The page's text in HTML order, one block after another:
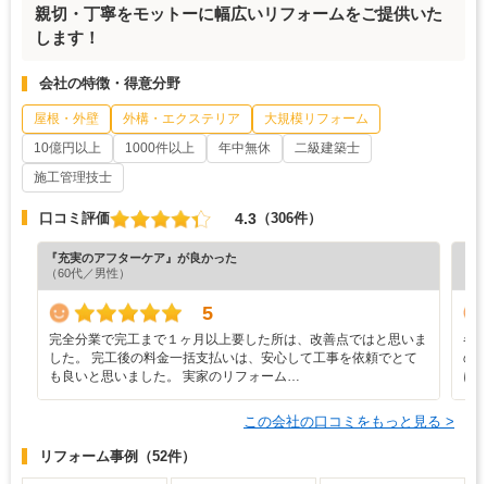
親切・丁寧をモットーに幅広いリフォームをご提供いた
します！
会社の特徴・得意分野
屋根・外壁 外構・エクステリア
大規模リフォーム
10億円以上
1000件以上 年中無休
二級建築士
施工管理技士
口コミ評価 4.3 （306件）
『充実のアフターケア』が良かった
（60代／男性）
5
完全分業で完工まで１ヶ月以上要した所は、改善点ではと思いま
した。 完工後の料金一括支払いは、安心して工事を依頼でとて
も良いと思いました。 実家のリフォーム…
各
の
に
この会社の口コミをもっと見る >
リフォーム事例 （52件）